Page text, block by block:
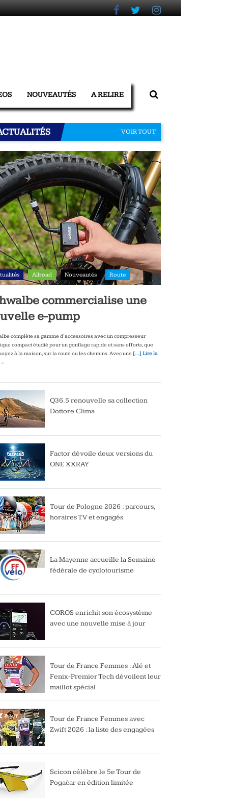
NOUVEAUTÉS A RELIRE
VOIR TOUT
Allroad Nouveautés Route
commercialise une
e-pump
complète sa gamme d’accessoires avec un compresseur
compact étudié pour un gonflage rapide et sans efforts, que
à la maison, sur la route ou les chemins. Avec une […] Lire la
Q36.5 renouvelle sa collection
Dottore Clima
Factor dévoile deux versions du
ONE XXRAY
Tour de Pologne 2026 : parcours,
horaires TV et engagés
La Mayenne accueille la Semaine
fédérale de cyclotourisme
COROS enrichit son écosystème
avec une nouvelle mise à jour
Tour de France Femmes : Alé et
Fenix-Premier Tech dévoilent leur
maillot spécial
Tour de France Femmes avec
Zwift 2026 : la liste des engagées
Scicon célèbre le 5e Tour de
Pogačar en édition limitée